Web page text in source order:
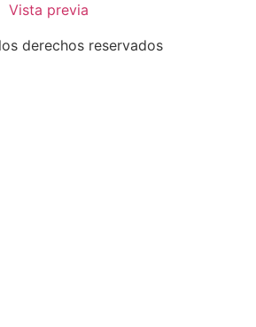
Vista previa
derechos reservados